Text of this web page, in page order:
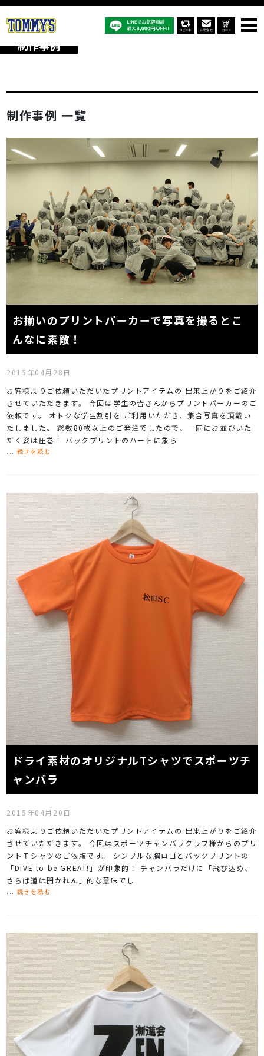
制作事例
制作事例 一覧
お揃いのプリントパーカーで写真を撮るとこ
んなに素敵！
2015年04月28日
お客様よりご依頼いただいたプリントアイテムの 出来上がりをご紹介
させていただきます。 今回は学生の皆さんからプリントパーカーのご
依頼です。 オトクな学生割引を ご利用いただき、集合写真を頂戴い
たしました。 総数80枚以上のご発注でしたので、一同にお並びいた
だく姿は圧巻！ バックプリントのハートに象ら
... 続きを読む
ドライ素材のオリジナルTシャツでスポーツチ
ャンバラ
2015年04月20日
お客様よりご依頼いただいたプリントアイテムの 出来上がりをご紹介
させていただきます。 今回はスポーツチャンバラクラブ様からのプリ
ントＴシャツのご依頼です。 シンプルな胸ロゴとバックプリントの
「DIVE to be GREAT!」が印象的！ チャンバラだけに「飛び込め、
さらば道は開かれん」的な意味でし
... 続きを読む